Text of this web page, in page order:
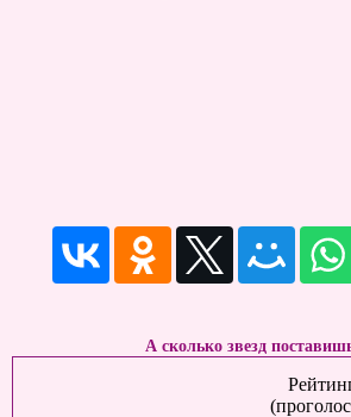
А сколько звезд